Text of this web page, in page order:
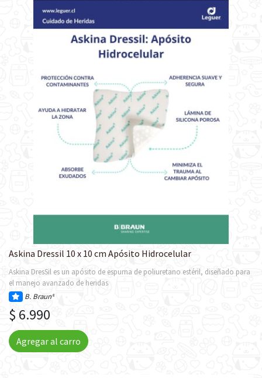
Askina Dressil 10 x 10 cm Apósito Hidrocelular
Askina DresSil es un apósito de espuma de poliuretano estéril, diseñado para
el manejo avanzado de heridas
B. Braun®
$ 6.990
Agregar al carro